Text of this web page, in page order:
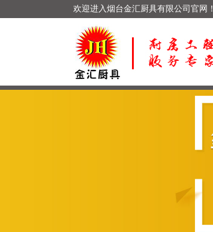
欢迎进入烟台金汇厨具有限公司官网！